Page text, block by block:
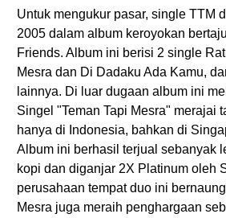
Untuk mengukur pasar, single TTM
2005 dalam album keroyokan
Friends. Album ini berisi 2 single
Mesra dan Di Dadaku Ada Kamu,
lainnya. Di luar dugaan album ini
Singel "Teman Tapi Mesra" merajai
hanya di Indonesia, bahkan di
Album ini berhasil terjual sebanyak
kopi dan diganjar 2X Platinum oleh
perusahaan tempat duo ini
Mesra juga meraih penghargaan